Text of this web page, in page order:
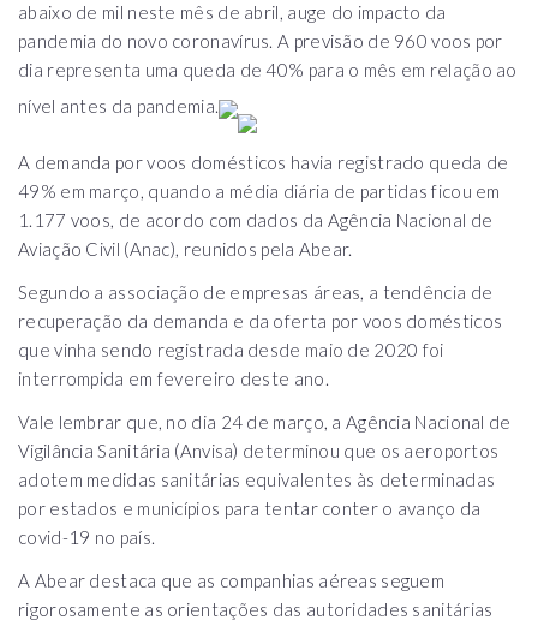
abaixo de mil neste mês de abril, auge do impacto da
pandemia do novo coronavírus. A previsão de 960 voos por
dia representa uma queda de 40% para o mês em relação ao
nível antes da pandemia.
A demanda por voos domésticos havia registrado queda de
49% em março, quando a média diária de partidas ficou em
1.177 voos, de acordo com dados da Agência Nacional de
Aviação Civil (Anac), reunidos pela Abear.
Segundo a associação de empresas áreas, a tendência de
recuperação da demanda e da oferta por voos domésticos
que vinha sendo registrada desde maio de 2020 foi
interrompida em fevereiro deste ano.
Vale lembrar que, no dia 24 de março, a Agência Nacional de
Vigilância Sanitária (Anvisa) determinou que os aeroportos
adotem medidas sanitárias equivalentes às determinadas
por estados e municípios para tentar conter o avanço da
covid-19 no país.
A Abear destaca que as companhias aéreas seguem
rigorosamente as orientações das autoridades sanitárias